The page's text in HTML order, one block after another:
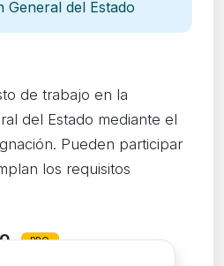
General del Estado
de trabajo en la
del Estado mediante el
Pueden participar
los requisitos
PRO